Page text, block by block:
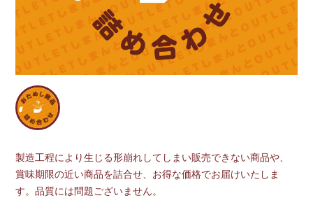
製造工程により生じる形崩れしてしまい販売できない商品や、
賞味期限の近い商品を詰合せ、お得な価格でお届けいたしま
す。品質には問題ございません。